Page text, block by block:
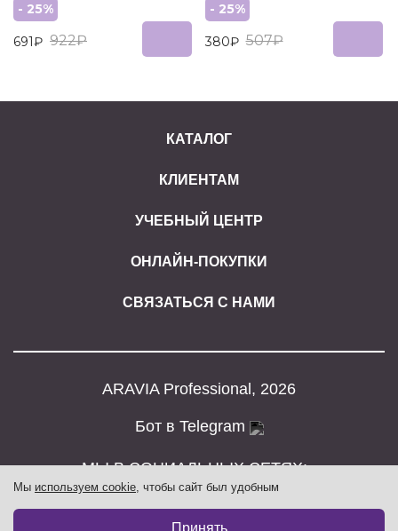
- 25%
691₽ 922₽
- 25%
380₽ 507₽
КАТАЛОГ
КЛИЕНТАМ
УЧЕБНЫЙ ЦЕНТР
ОНЛАЙН-ПОКУПКИ
СВЯЗАТЬСЯ С НАМИ
ARAVIA Professional, 2026
Бот в Telegram
МЫ В СОЦИАЛЬНЫХ СЕТЯХ:
Мы используем cookie, чтобы сайт был удобным
Принять